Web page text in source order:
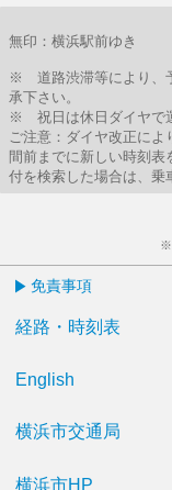
無印：横浜駅前ゆき
※ 道路渋滞等により、
承下さい。
※ 祝日は休日ダイヤで
ご注意：ダイヤ改正によ
間前までに新しい時刻表
付を検索した場合は、乗
※
免責事項
経路・時刻表
English
横浜市交通局
横浜市HP